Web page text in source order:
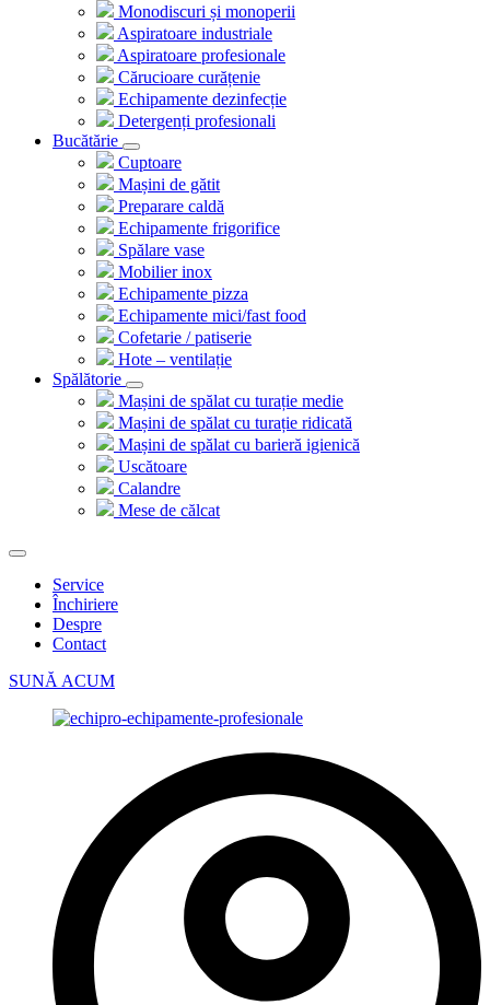
Monodiscuri și monoperii
Aspiratoare industriale
Aspiratoare profesionale
Cărucioare curățenie
Echipamente dezinfecție
Detergenți profesionali
Bucătărie
Cuptoare
Mașini de gătit
Preparare caldă
Echipamente frigorifice
Spălare vase
Mobilier inox
Echipamente pizza
Echipamente mici/fast food
Cofetarie / patiserie
Hote – ventilație
Spălătorie
Mașini de spălat cu turație medie
Mașini de spălat cu turație ridicată
Mașini de spălat cu barieră igienică
Uscătoare
Calandre
Mese de călcat
Service
Închiriere
Despre
Contact
SUNĂ ACUM